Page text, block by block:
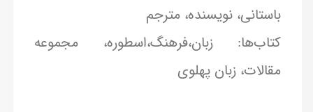
باستانی، نویسنده، مترجم
کتاب‌ها: زبان،فرهنگ،اسطوره، مجموعه
مقالات، زبان پهلوی